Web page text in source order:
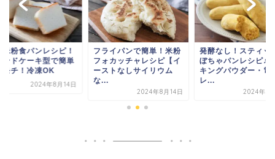
イパンで簡単！米粉
カッチャレシピ【イ
トなしサイリウム
発酵なし！スティックか
ぼちゃパンレシピ♪ベー
キングパウダー・電子
レ...
2024年8月14日
ミニ米粉食パンレシ
パウンドケーキ型で
モチモチ！冷凍OK